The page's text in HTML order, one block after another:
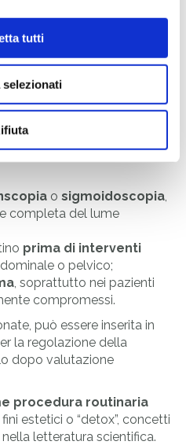
tutti
selezionati
clinico, con una
e l’utilizzo di
la
ha indicazioni precise.
o sigmoidoscopia,
completa del lume
prima di interventi
o pelvico;
, soprattutto nei pazienti
compromessi.
può essere inserita in
la regolazione della
dopo valutazione
procedura routinaria
estetici o “detox”, concetti
letteratura scientifica.